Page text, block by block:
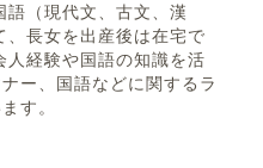
（現代文、古文、漢
長女を出産後は在宅で
人経験や国語の知識を活
ー、国語などに関するラ
す。